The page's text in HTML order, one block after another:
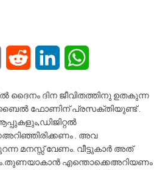
Email Reddit LinkedIn
ദൈനം ദിന ജീവിതത്തിനു ഉതകുന്ന
ഫോണിന് പ്രസക്തിയുണ്ട് .
. അവ
മനസ്സ് വേണം. വീട്ടുകാർ അത്
എന്തൊക്കെഅറിയണം